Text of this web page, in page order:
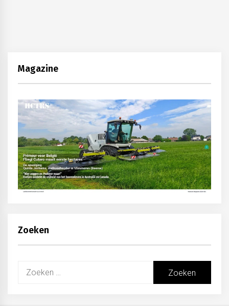
Magazine
Zoeken
Zoeken